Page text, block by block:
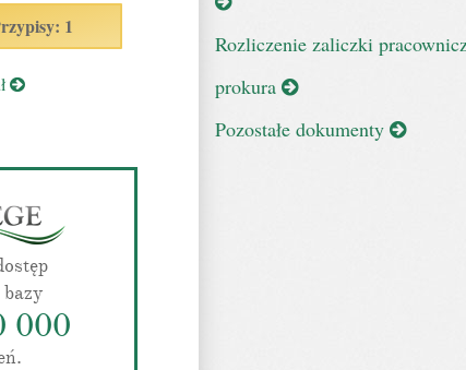
1
bazy
000
Rozliczenie zaliczki
prokura
Pozostałe dokumenty